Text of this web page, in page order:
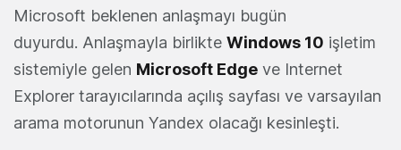
Microsoft beklenen anlaşmayı bugün
duyurdu. Anlaşmayla birlikte Windows 10 işletim
sistemiyle gelen Microsoft Edge ve Internet
Explorer tarayıcılarında açılış sayfası ve varsayılan
arama motorunun Yandex olacağı kesinleşti.